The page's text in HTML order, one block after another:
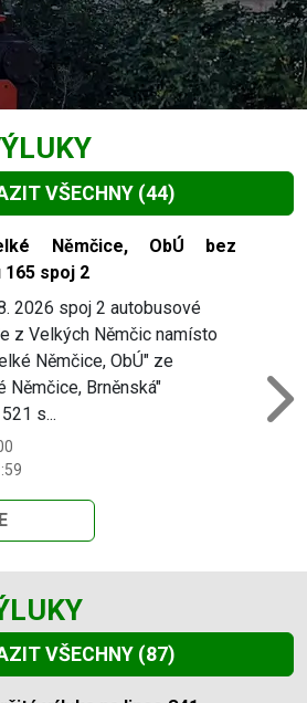
VŠECHNY (44)
Němčice, ObÚ bez
spoj 2
2026 spoj 2 autobusové
z Velkých Němčic namísto
Němčice, ObÚ" ze
Němčice, Brněnská"
s...
VŠECHNY (87)